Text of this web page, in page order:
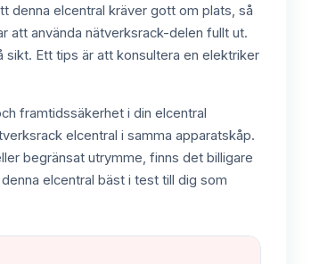
denna elcentral kräver gott om plats, så
att använda nätverksrack-delen fullt ut.
Ett tips är att konsultera en elektriker
framtidssäkerhet i din elcentral
elcentral i samma apparatskåp.
begränsat utrymme, finns det billigare
elcentral bäst i test till dig som